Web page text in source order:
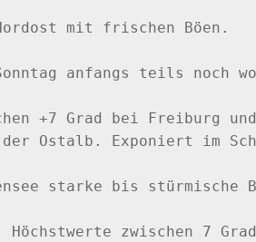
mit frischen Böen.
anfangs teils noch
+7 Grad bei Freiburg
der Ostalb. Exponiert im
starke bis stürmische
Höchstwerte zwischen 7